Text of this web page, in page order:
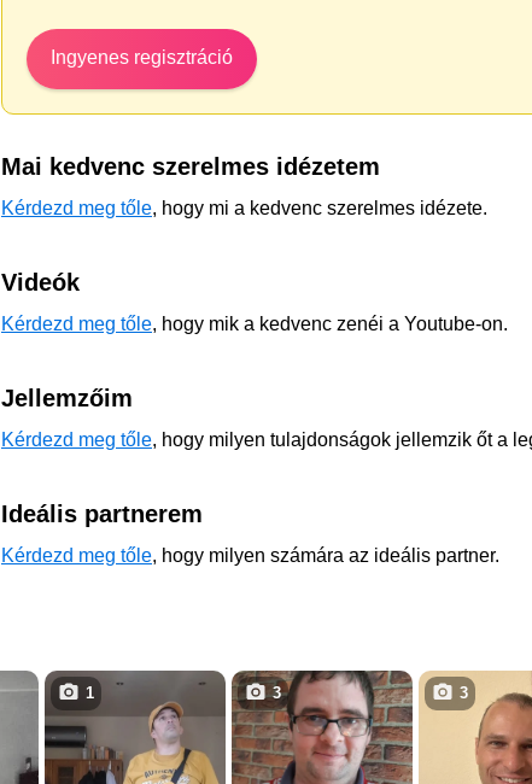
Ingyenes regisztráció
Mai kedvenc szerelmes idézetem
Kérdezd meg tőle, hogy mi a kedvenc szerelmes idézete.
Videók
Kérdezd meg tőle, hogy mik a kedvenc zenéi a Youtube-on.
Jellemzőim
Kérdezd meg tőle, hogy milyen tulajdonságok jellemzik őt a
Ideális partnerem
Kérdezd meg tőle, hogy milyen számára az ideális partner.
1 3 3